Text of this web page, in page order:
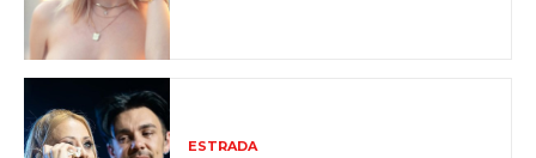
ESTRADA